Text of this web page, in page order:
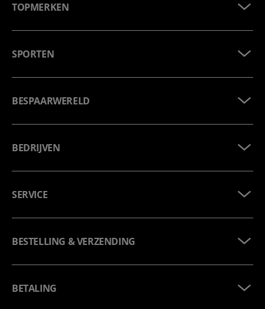
TOPMERKEN
SPORTEN
BESPAARWERELD
BEDRIJVEN
SERVICE
BESTELLING & VERZENDING
BETALING